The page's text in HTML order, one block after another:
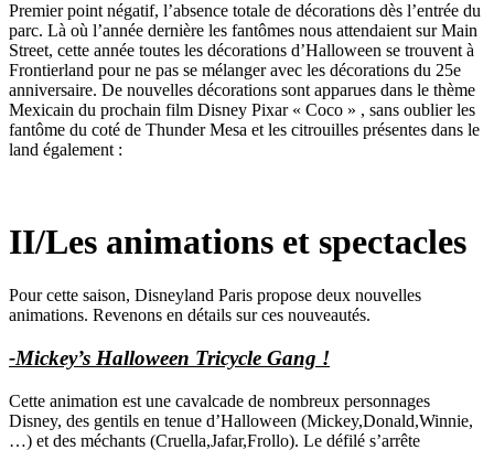
Premier point négatif, l’absence totale de décorations dès l’entrée du
parc. Là où l’année dernière les fantômes nous attendaient sur Main
Street, cette année toutes les décorations d’Halloween se trouvent à
Frontierland pour ne pas se mélanger avec les décorations du 25e
anniversaire. De nouvelles décorations sont apparues dans le thème
Mexicain du prochain film Disney Pixar « Coco » , sans oublier les
fantôme du coté de Thunder Mesa et les citrouilles présentes dans le
land également :
II/Les animations et spectacles
Pour cette saison, Disneyland Paris propose deux nouvelles
animations. Revenons en détails sur ces nouveautés.
-Mickey’s Halloween Tricycle Gang !
Cette animation est une cavalcade de nombreux personnages
Disney, des gentils en tenue d’Halloween (Mickey,Donald,Winnie,
…) et des méchants (Cruella,Jafar,Frollo). Le défilé s’arrête